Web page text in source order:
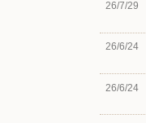
26/7/29
26/6/24
26/6/24